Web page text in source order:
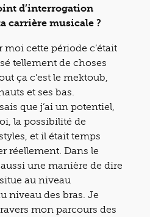
d’interrogation
carrière musicale ?
moi cette période c’était
tellement de choses
ça c’est le mektoub,
et ses bas.
que j’ai un potentiel,
la possibilité de
et il était temps
réellement. Dans le
une manière de dire
au niveau
niveau des bras. Je
mon parcours des